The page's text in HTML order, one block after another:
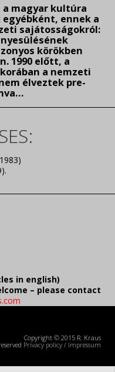
magyar kultúra
ennek a
sajátosságokról:
körökben
1990 előtt, a
a nemzeti
élveztek pre­
in english)
– please contact
R. Kraus
Privacy policy / Impressum